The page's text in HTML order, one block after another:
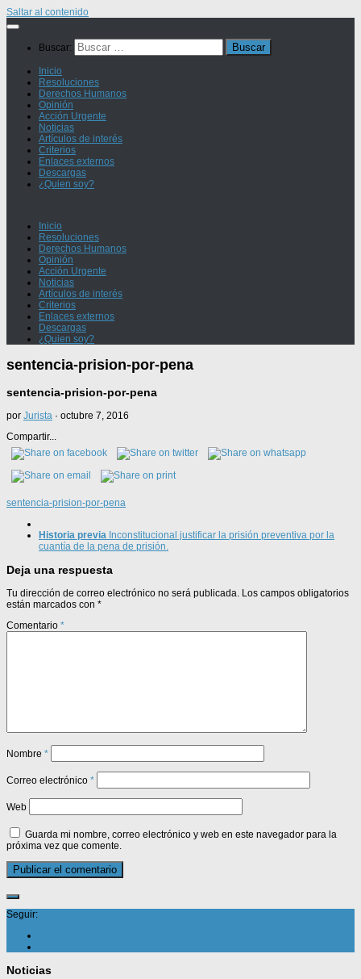
Saltar al contenido
Buscar:
Inicio
Resoluciones
Derechos Humanos
Opinión
Acción Urgente
Noticias
Artículos de interés
Criterios
Enlaces externos
Descargas
¿Quien soy?
Inicio
Resoluciones
Derechos Humanos
Opinión
Acción Urgente
Noticias
Artículos de interés
Criterios
Enlaces externos
Descargas
¿Quien soy?
sentencia-prision-por-pena
sentencia-prision-por-pena
por Jurista · octubre 7, 2016
Compartir...
sentencia-prision-por-pena
Historia previa Inconstitucional justificar la prisión preventiva por la
cuantía de la pena de prisión.
Deja una respuesta
Tu dirección de correo electrónico no será publicada. Los campos obligatorios
están marcados con *
Comentario *
Nombre *
Correo electrónico *
Web
Guarda mi nombre, correo electrónico y web en este navegador para la
próxima vez que comente.
Seguir:
Noticias